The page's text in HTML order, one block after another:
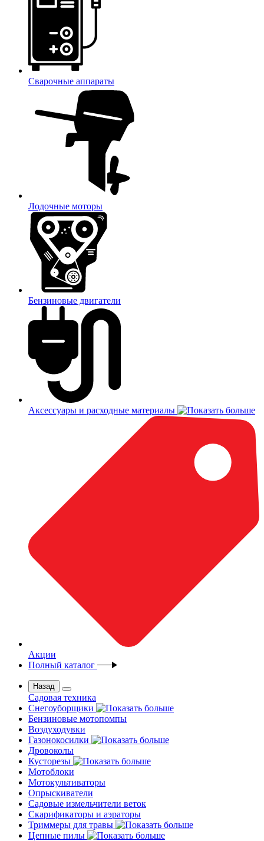
Сварочные аппараты
Лодочные моторы
Бензиновые двигатели
Аксессуары и расходные материалы
Акции
Полный каталог
Назад
Садовая техника
Снегоуборщики
Бензиновые мотопомпы
Воздуходувки
Газонокосилки
Дровоколы
Кусторезы
Мотоблоки
Мотокультиваторы
Опрыскиватели
Садовые измельчители веток
Скарификаторы и аэраторы
Триммеры для травы
Цепные пилы